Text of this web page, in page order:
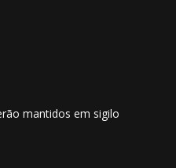
mantidos em sigilo